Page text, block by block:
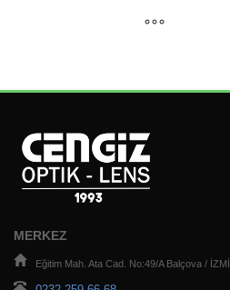
MERKEZ
Eğitim Mah. Ata Cad. No:49/A Balçova /